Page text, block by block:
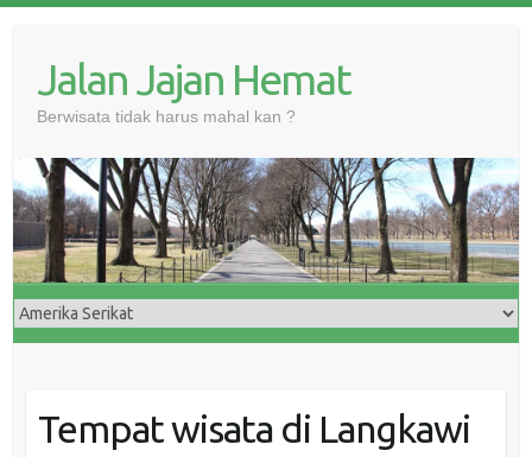
Jalan Jajan Hemat
Berwisata tidak harus mahal kan ?
Tempat wisata di Langkawi